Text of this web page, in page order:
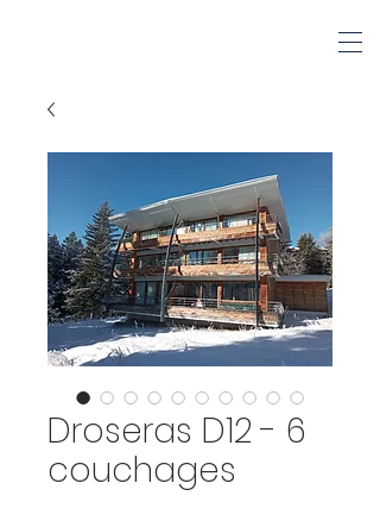
Droseras D12 - 6
couchages